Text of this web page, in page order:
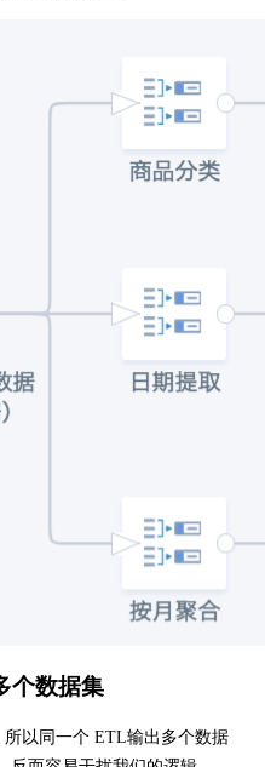
个数据集
以同一个 ETL输出多个数据